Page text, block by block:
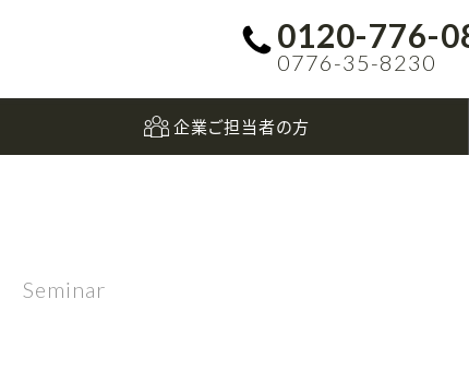
0120-776-
0776-35-8230
企業ご担当者の方
Seminar